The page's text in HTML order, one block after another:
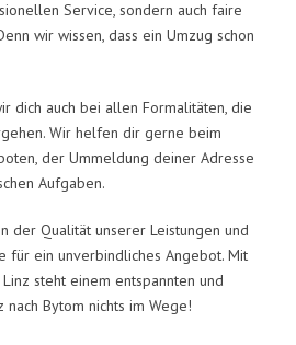
Service, sondern auch faire
wir wissen, dass ein Umzug schon
dich auch bei allen Formalitäten, die
Wir helfen dir gerne beim
der Ummeldung deiner Adresse
Aufgaben.
der Qualität unserer Leistungen und
für ein unverbindliches Angebot. Mit
steht einem entspannten und
Bytom nichts im Wege!